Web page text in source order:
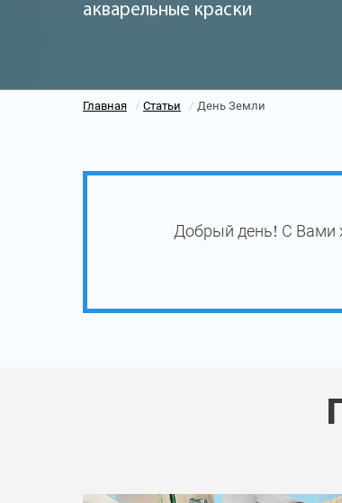
акварельные краски
Главная / Статьи / День Земли
Добрый день! С Вами